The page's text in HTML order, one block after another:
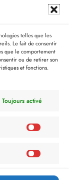
telles que les
Le fait de consentir
que le comportement
ou de retirer son
et fonctions.
Toujours activé